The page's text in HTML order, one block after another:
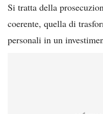
Si tratta della
coerente, quella di
personali in un